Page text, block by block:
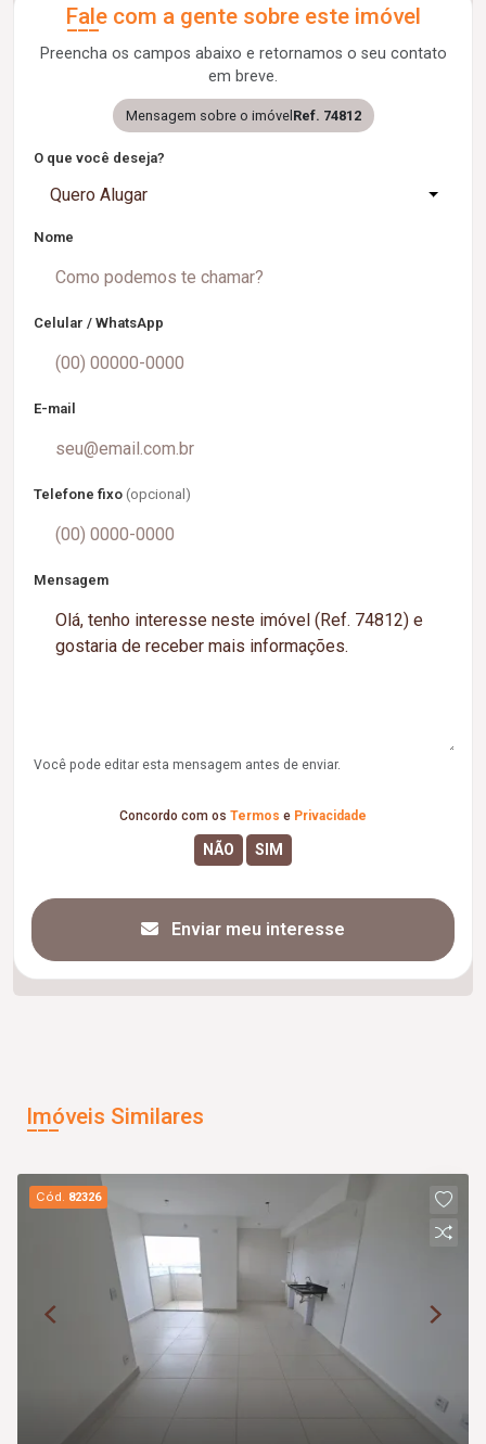
Fale com a gente sobre este imóvel
Preencha os campos abaixo e retornamos o seu contato
em breve.
Mensagem sobre o imóvelRef. 74812
O que você deseja?
Quero Alugar
Nome
Celular / WhatsApp
E-mail
Telefone fixo (opcional)
Mensagem
Você pode editar esta mensagem antes de enviar.
Concordo com os Termos e Privacidade
Enviar meu interesse
Imóveis Similares
Cód. 82326